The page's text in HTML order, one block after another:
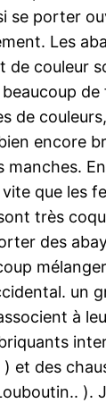
se porter
Les
de couleur
de
encore
manches.
que les
très
des
un
à
) et des
).